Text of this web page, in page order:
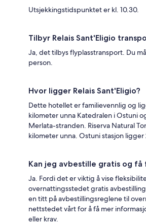
Utsjekkingstidspunktet er kl. 10.30.
Tilbyr Relais Sant'Eligio
Ja, det tilbys flyplasstransport. Du
person.
Hvor ligger Relais Sant'Eligio?
Dette hotellet er familievennlig og
kilometer unna Katedralen i Ostuni
Merlata-stranden. Riserva Natural
kilometer unna. Ostuni stasjon
Kan jeg avbestille gratis og få
Ja. Fordi det er viktig å vise
overnattingsstedet gratis
en titt på avbestillingsreglene til
nettstedet vårt for å få mer
eller krav.